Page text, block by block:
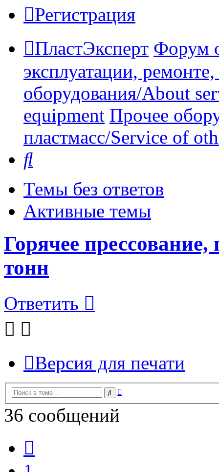
Регистрация
ПластЭксперт Форум
эксплуатации,
оборудования/About
equipment Прочее
пластмасс/Service of
Темы без ответов
Активные темы
Горячее
тонн
Ответить
Версия для печати
Поиск
36 сообщений